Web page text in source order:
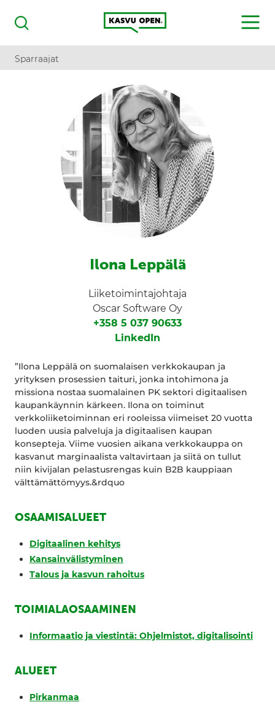
Haku
Kasvu Open
MENU
Sparraajat
Ilona Leppälä
Liiketoimintajohtaja
Oscar Software Oy
+358 5 037 90633
LinkedIn
”Ilona Leppälä on suomalaisen verkkokaupan ja
yrityksen prosessien taituri, jonka intohimona ja
missiona nostaa suomalainen PK sektori digitaalisen
kaupankäynnin kärkeen. Ilona on toiminut
verkkoliiketoiminnan eri rooleissa viimeiset 20 vuotta
luoden uusia palveluja ja digitaalisen kaupan
konsepteja. Viime vuosien aikana verkkokauppa on
kasvanut marginaalista valtavirtaan ja siitä on tullut
niin kivijalan pelastusrengas kuin B2B kauppiaan
välttämättömyys.&rdquo
OSAAMISALUEET
Digitaalinen kehitys
Kansainvälistyminen
Talous ja kasvun rahoitus
TOIMIALAOSAAMINEN
Informaatio ja viestintä: Ohjelmistot, digitalisointi
ALUEET
Pirkanmaa